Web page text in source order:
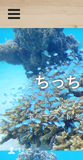
ちっ
ネバーランド
Author
りさこ